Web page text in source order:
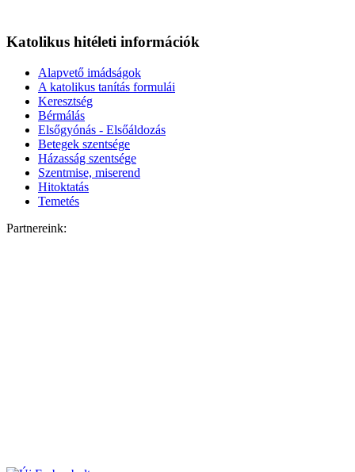
Katolikus hitéleti információk
Alapvető imádságok
A katolikus tanítás formulái
Keresztség
Bérmálás
Elsőgyónás - Elsőáldozás
Betegek szentsége
Házasság szentsége
Szentmise, miserend
Hitoktatás
Temetés
Partnereink: